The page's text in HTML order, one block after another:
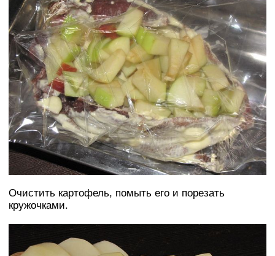
Очистить картофель, помыть его и порезать
кружочками.